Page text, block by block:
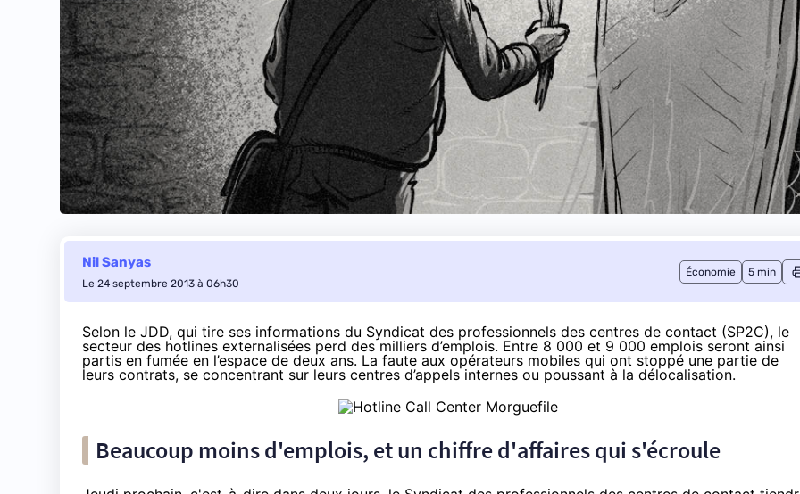
Nil Sanyas
Le 24 septembre 2013 à 06h30
Économie 5 min
Selon le JDD, qui tire ses informations du Syndicat des professionnels des centres de contact (SP2C), le
secteur des hotlines externalisées perd des milliers d’emplois. Entre 8 000 et 9 000 emplois seront ainsi
partis en fumée en l’espace de deux ans. La faute aux opérateurs mobiles qui ont stoppé une partie de
leurs contrats, se concentrant sur leurs centres d’appels internes ou poussant à la délocalisation.
Beaucoup moins d'emplois, et un chiffre d'affaires qui s'écroule